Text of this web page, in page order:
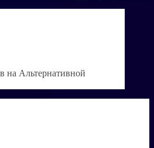
на Альтернативной